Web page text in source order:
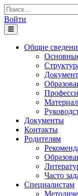
Войти
Toggle
navigation
Общие
Документы
Контакты
Родителям
Часто
Специалистам